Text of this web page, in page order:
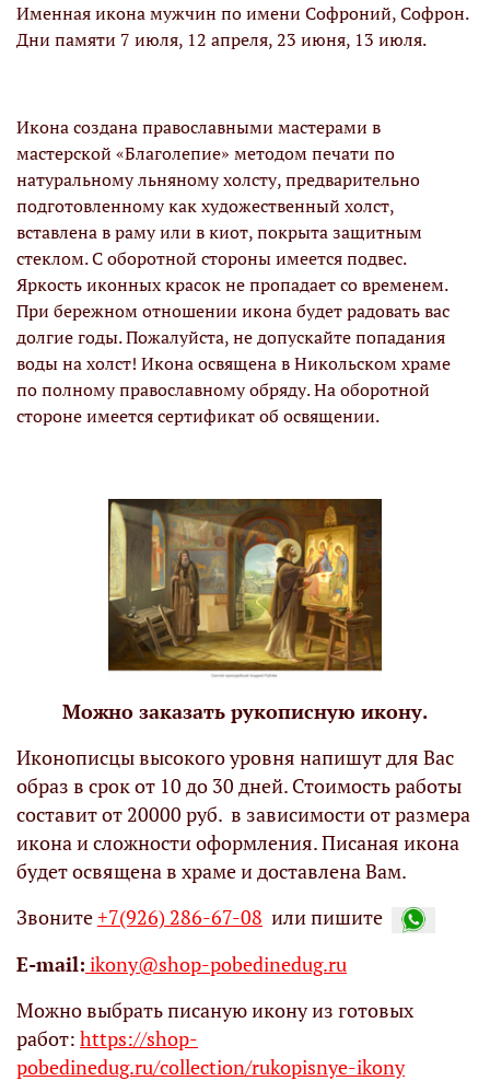
Именная икона мужчин по имени Софроний, Софрон.
Дни памяти 7 июля, 12 апреля, 23 июня, 13 июля.
Икона создана православными мастерами в
мастерской «Благолепие» методом печати по
натуральному льняному холсту, предварительно
подготовленному как художественный холст,
вставлена в раму или в киот, покрыта защитным
стеклом. С оборотной стороны имеется подвес.
Яркость иконных красок не пропадает со временем.
При бережном отношении икона будет радовать вас
долгие годы. Пожалуйста, не допускайте попадания
воды на холст! Икона освящена в Никольском храме
по полному православному обряду. На оборотной
стороне имеется сертификат об освящении.
Можно заказать рукописную икону.
Иконописцы высокого уровня напишут для Вас
образ в срок от 10 до 30 дней. Стоимость работы
составит от 20000 руб. в зависимости от размера
икона и сложности оформления. Писаная икона
будет освящена в храме и доставлена Вам.
Звоните+7(926) 286-67-08 или пишите
Е-mail: ikony@shop-pobedinedug.ru
Можно выбрать писаную икону из готовых
работ: https://shop-
pobedinedug.ru/collection/rukopisnye-ikony